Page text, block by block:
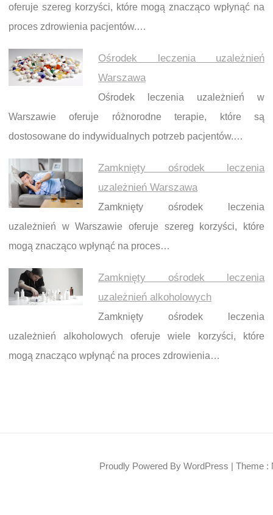
oferuje szereg korzyści, które mogą znacząco wpłynąć na
proces zdrowienia pacjentów.…
Ośrodek leczenia uzależnień
Warszawa
Ośrodek leczenia uzależnień w
Warszawie oferuje różnorodne terapie, które są
dostosowane do indywidualnych potrzeb pacjentów.…
Zamknięty ośrodek leczenia
uzależnień Warszawa
Zamknięty ośrodek leczenia
uzależnień w Warszawie oferuje szereg korzyści, które
mogą znacząco wpłynąć na proces…
Zamknięty ośrodek leczenia
uzależnień alkoholowych
Zamknięty ośrodek leczenia
uzależnień alkoholowych oferuje wiele korzyści, które
mogą znacząco wpłynąć na proces zdrowienia…
Proudly Powered By WordPress | Theme :